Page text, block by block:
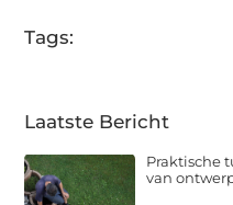
Tags:
Laatste Bericht
Praktische
van